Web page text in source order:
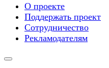
О проекте
Поддержать проект
Сотрудничество
Рекламодателям